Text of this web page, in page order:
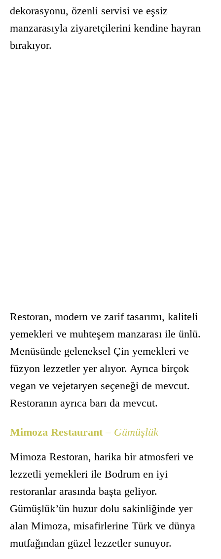
dekorasyonu, özenli servisi ve eşsiz
manzarasıyla ziyaretçilerini kendine hayran
bırakıyor.
Restoran, modern ve zarif tasarımı, kaliteli
yemekleri ve muhteşem manzarası ile ünlü.
Menüsünde geleneksel Çin yemekleri ve
füzyon lezzetler yer alıyor. Ayrıca birçok
vegan ve vejetaryen seçeneği de mevcut.
Restoranın ayrıca barı da mevcut.
Mimoza Restaurant– Gümüşlük
Mimoza Restoran, harika bir atmosferi ve
lezzetli yemekleri ile Bodrum en iyi
restoranlar arasında başta geliyor.
Gümüşlük’ün huzur dolu sakinliğinde yer
alan Mimoza, misafirlerine Türk ve dünya
mutfağından güzel lezzetler sunuyor.